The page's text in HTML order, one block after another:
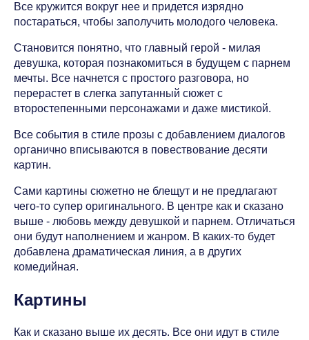
Все кружится вокруг нее и придется изрядно
постараться, чтобы заполучить молодого человека.
Становится понятно, что главный герой - милая
девушка, которая познакомиться в будущем с парнем
мечты. Все начнется с простого разговора, но
перерастет в слегка запутанный сюжет с
второстепенными персонажами и даже мистикой.
Все события в стиле прозы с добавлением диалогов
органично вписываются в повествование десяти
картин.
Сами картины сюжетно не блещут и не предлагают
чего-то супер оригинального. В центре как и сказано
выше - любовь между девушкой и парнем. Отличаться
они будут наполнением и жанром. В каких-то будет
добавлена драматическая линия, а в других
комедийная.
Картины
Как и сказано выше их десять. Все они идут в стиле